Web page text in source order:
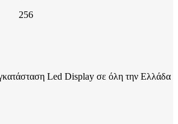
256
Led Display σε όλη την Ελλάδα